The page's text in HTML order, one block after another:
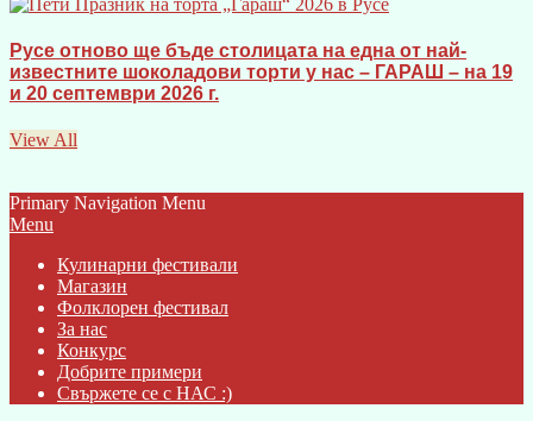
Русе отново ще бъде столицата на една от най-
известните шоколадови торти у нас – ГАРАШ – на 19
и 20 септември 2026 г.
View All
Primary Navigation Menu
Menu
Кулинарни фестивали
Магазин
Фолклорен фестивал
За нас
Конкурс
Добрите примери
Свържете се с НАС :)